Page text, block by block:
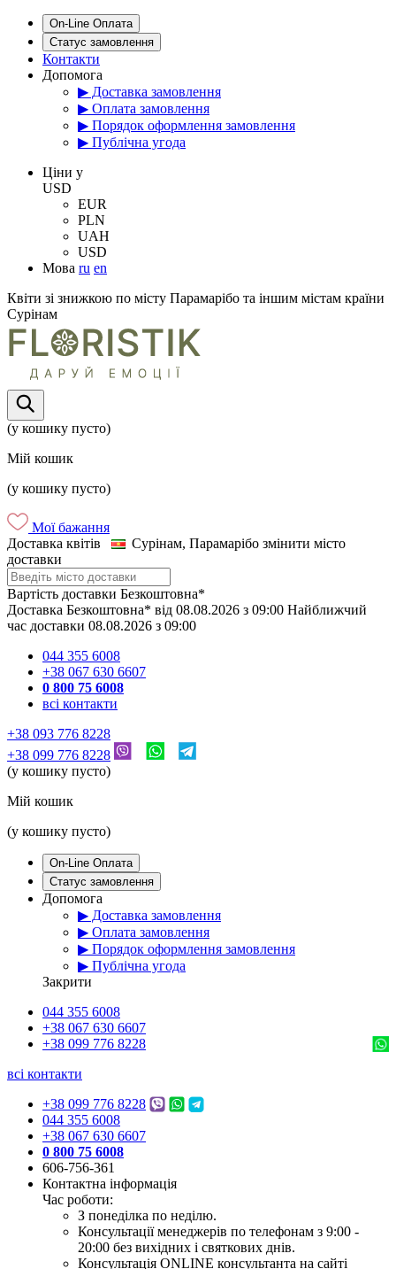
On-Line Оплата
Статус замовлення
Контакти
Допомога
▶ Доставка замовлення
▶ Оплата замовлення
▶ Порядок оформлення замовлення
▶ Публічна угода
Цiни у
USD
EUR
PLN
UAH
USD
Мова ru en
Квіти зі знижкою по місту Парамарібо та іншим містам країни
Сурінам
(у кошику пусто)
Мій кошик
(у кошику пусто)
Мої бажання
Доставка квітів
Сурінам, Парамарібо змінити місто
доставки
Вартість доставки Безкоштовна*
Доставка Безкоштовна* від 08.08.2026 з 09:00 Найближчий
час доставки 08.08.2026 з 09:00
044 355 6008
+38 067 630 6607
0 800 75 6008
всі контакти
+38 093 776 8228
+38 099 776 8228
(у кошику пусто)
Мій кошик
(у кошику пусто)
On-Line Оплата
Статус замовлення
Допомога
▶ Доставка замовлення
▶ Оплата замовлення
▶ Порядок оформлення замовлення
▶ Публічна угода
Закрити
044 355 6008
+38 067 630 6607
+38 099 776 8228
всі контакти
+38 099 776 8228
044 355 6008
+38 067 630 6607
0 800 75 6008
606-756-361
Контактна інформація
Час роботи:
З понеділка по неділю.
Консультації менеджерів по телефонам з 9:00 -
20:00 без вихідних і святкових днів.
Консультація ONLINE консультанта на сайті